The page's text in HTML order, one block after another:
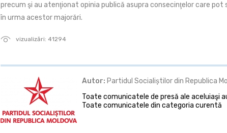
vizualizări: 41294
precum şi au atenţionat opinia publică asupra consecinţelor care pot
în urma acestor majorări.
Autor: Partidul Socialiștilor din Republica
Toate comunicatele de presă ale aceluiaşi
Toate comunicatele din categoria curentă